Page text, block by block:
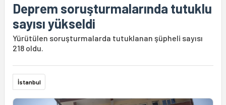
Deprem soruşturmalarında tutuklu
sayısı yükseldi
Yürütülen soruşturmalarda tutuklanan şüpheli sayısı
218 oldu.
İstanbul